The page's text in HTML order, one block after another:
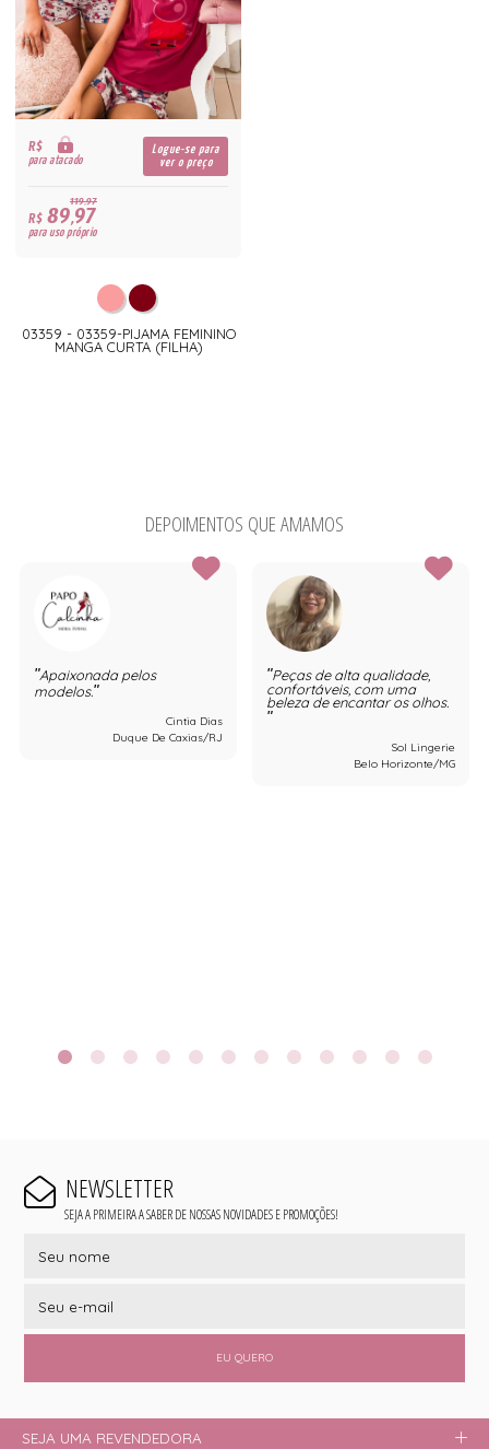
R$
para atacado
Logue-se para
ver o preço
119,97
R$89,97
para uso próprio
03359 - 03359-PIJAMA FEMININO
MANGA CURTA (FILHA)
DEPOIMENTOS QUE AMAMOS
Apaixonada pelos
modelos.
Cintia Dias
Duque De Caxias/RJ
Peças de alta qualidade,
confortáveis, com uma
beleza de encantar os olhos.
Sol Lingerie
Belo Horizonte/MG
NEWSLETTER
SEJA A PRIMEIRA A SABER DE NOSSAS NOVIDADES E PROMOÇÕES!
EU QUERO
SEJA UMA REVENDEDORA